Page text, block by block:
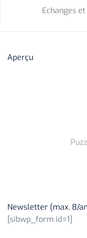
Echanges
Aperçu
Newsletter (max. 8/
[sibwp_form id=1]